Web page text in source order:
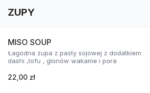
ZUPY
MISO SOUP
Łagodna zupa z pasty sojowej z dodatkiem
dashi ,tofu , glonów wakame i pora
22,00 zł